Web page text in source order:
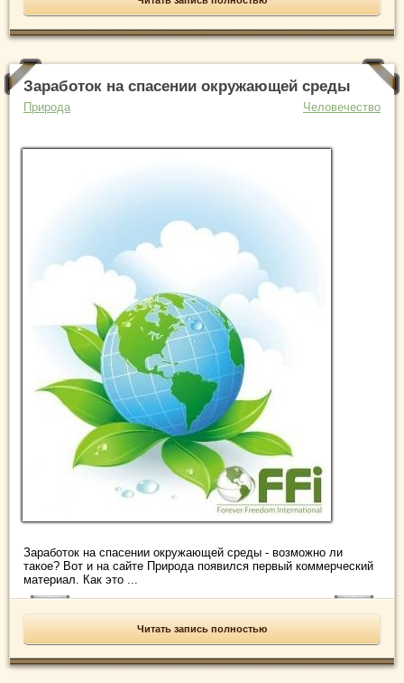
Заработок на спасении окружающей среды
Природа Человечество
Заработок на спасении окружающей среды - возможно ли
такое? Вот и на сайте Природа появился первый коммерческий
материал. Как это ...
Читать запись полностью